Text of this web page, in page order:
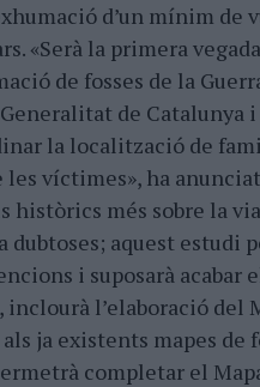
d’un mínim de
«Serà la primera
de fosses de la
de
la localització de
víctimes», ha
històrics més sobre la
dubtoses; aquest estudi
i suposarà acabar
l’elaboració del
ja existents mapes de
completar el